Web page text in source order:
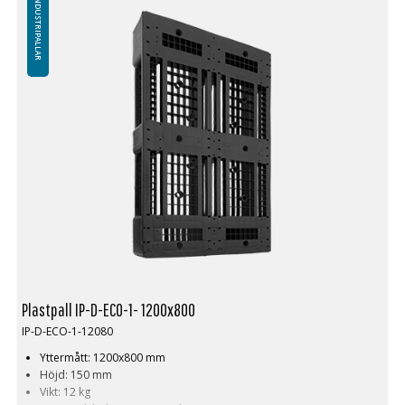
Utan toppkant (Kan appliceras med toppkant 7 mm)
Minsta beställning: 3 ppl, 48st
Är du trött på tunga, spruckna träpallar som kräver ständiga
Cirkulärpallen– en smartare, hållbarare och mer
effektiv lösning för din logistik och lagerhantering!
väger endast 14,5 kg– nästan hälften av vad en vanlig
träpall väger (25-30 kg). Det betyder enklare hantering, minskad
belastning för dina anställda och lägre transportkostnader.
Och det bästa? Den har en livslängd på upp till 8 år
en träpall som kanske klarar endast 7 resor innan den måste
repareras eller degraderas till en B-pall. Med Cirkulärpallen slipper du
besväret och kostnaderna för ständiga byten och reparationer.
Plastpall IP-D-ECO-1- 1200x800
IP-D-ECO-1-12080
Yttermått: 1200x800 mm
Höjd: 150 mm
Vikt: 12 kg
INDUSTRIPALLAR